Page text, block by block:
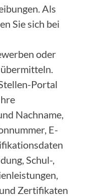
Als
Sie sich bei
oder
Portal
Nachname,
E-
Schul-,
Zertifikaten